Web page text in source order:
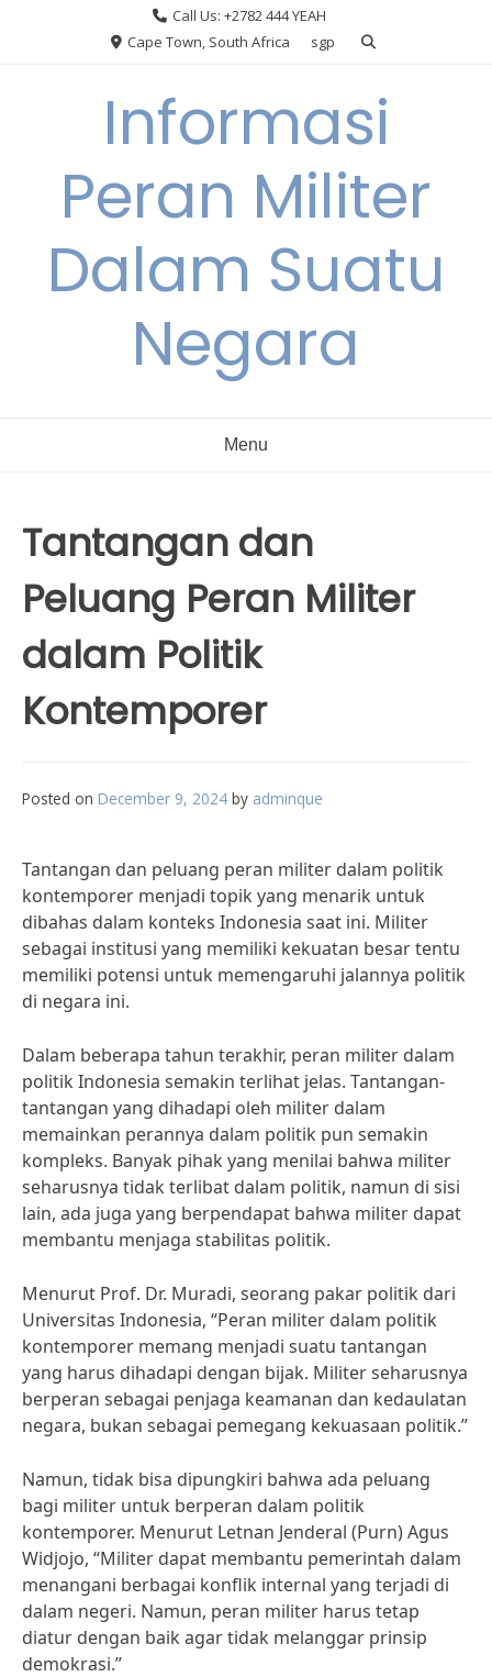
Call Us: +2782 444 YEAH
Cape Town, South Africa
sgp
Informasi
Peran Militer
Dalam Suatu
Negara
Menu
Tantangan dan
Peluang Peran Militer
dalam Politik
Kontemporer
Posted on December 9, 2024 by adminque
Tantangan dan peluang peran militer dalam politik
kontemporer menjadi topik yang menarik untuk
dibahas dalam konteks Indonesia saat ini. Militer
sebagai institusi yang memiliki kekuatan besar tentu
memiliki potensi untuk memengaruhi jalannya politik
di negara ini.
Dalam beberapa tahun terakhir, peran militer dalam
politik Indonesia semakin terlihat jelas. Tantangan-
tantangan yang dihadapi oleh militer dalam
memainkan perannya dalam politik pun semakin
kompleks. Banyak pihak yang menilai bahwa militer
seharusnya tidak terlibat dalam politik, namun di sisi
lain, ada juga yang berpendapat bahwa militer dapat
membantu menjaga stabilitas politik.
Menurut Prof. Dr. Muradi, seorang pakar politik dari
Universitas Indonesia, “Peran militer dalam politik
kontemporer memang menjadi suatu tantangan
yang harus dihadapi dengan bijak. Militer seharusnya
berperan sebagai penjaga keamanan dan kedaulatan
negara, bukan sebagai pemegang kekuasaan politik.”
Namun, tidak bisa dipungkiri bahwa ada peluang
bagi militer untuk berperan dalam politik
kontemporer. Menurut Letnan Jenderal (Purn) Agus
Widjojo, “Militer dapat membantu pemerintah dalam
menangani berbagai konflik internal yang terjadi di
dalam negeri. Namun, peran militer harus tetap
diatur dengan baik agar tidak melanggar prinsip
demokrasi.”